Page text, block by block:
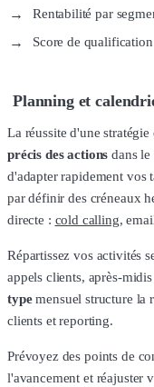
Rentabilité par
Score de
Planning et
La réussite d'une
précis des actions dans
d'adapter rapidement vos
par définir des créneaux
directe : cold calling,
Répartissez vos activités
appels clients, après-
typemensuel structure la
clients et reporting.
Prévoyez des points de
l'avancement et réajuster